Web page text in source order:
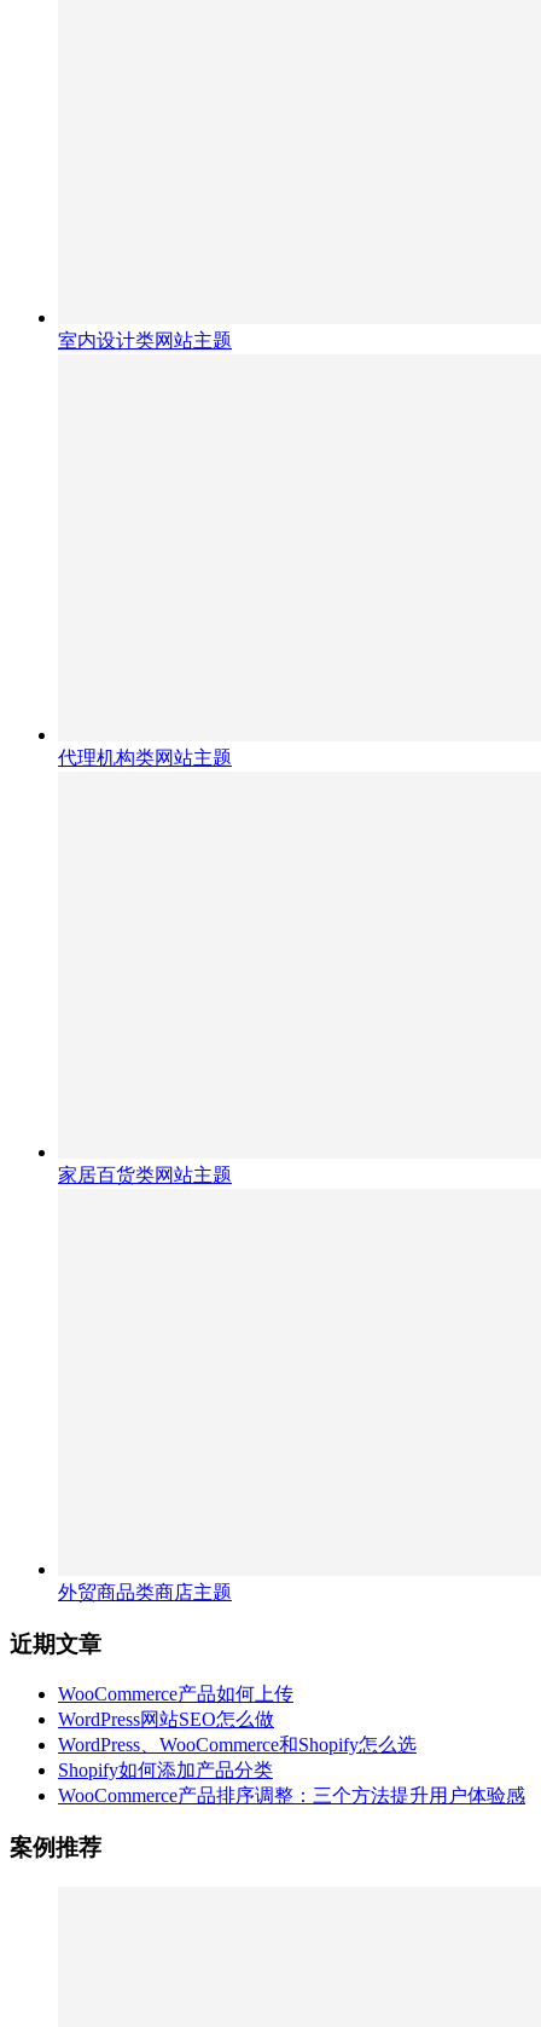
室内设计类网站主题
代理机构类网站主题
家居百货类网站主题
外贸商品类商店主题
近期文章
WooCommerce产品如何上传
WordPress网站SEO怎么做
WordPress、WooCommerce和Shopify怎么选
Shopify如何添加产品分类
WooCommerce产品排序调整：三个方法提升用户体验感
案例推荐